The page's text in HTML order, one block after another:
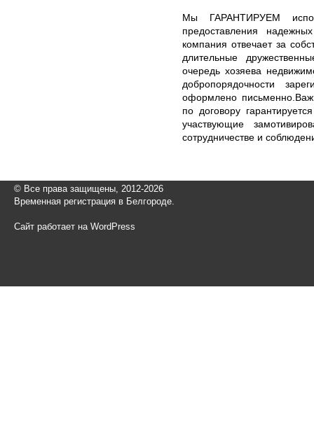
Мы ГАРАНТИРУЕМ
предоставления
компания отвечает за
длительные
очередь хозяева
добропорядочности
оформлено
по договору
участвующие
сотрудничестве и
© Все права защищены, 2012-2026
Временная регистрация в Белгороде.
Сайт работает на WordPress